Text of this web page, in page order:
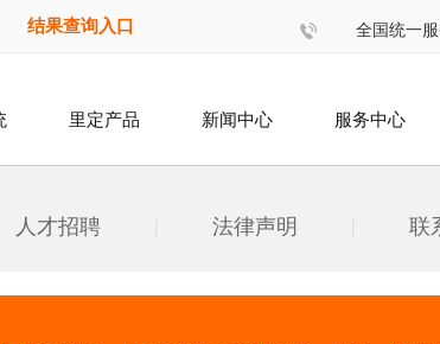
结果查询入口 全国统一服
里定产品 新闻中心 服务中心
人才招聘 法律声明 联